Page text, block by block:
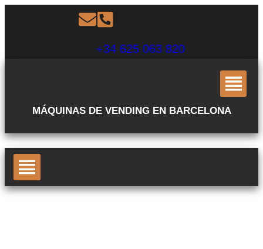
+34 625 063 820
MÁQUINAS DE VENDING EN BARCELONA